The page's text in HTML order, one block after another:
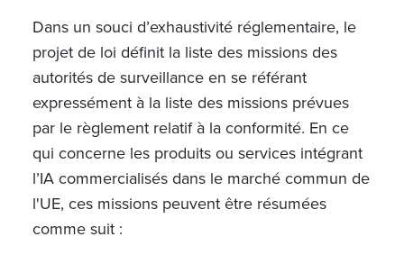
Dans un souci d’exhaustivité réglementaire, le
projet de loi définit la liste des missions des
autorités de surveillance en se référant
expressément à la liste des missions prévues
par le règlement relatif à la conformité. En ce
qui concerne les produits ou services intégrant
l’IA commercialisés dans le marché commun de
l'UE, ces missions peuvent être résumées
comme suit :